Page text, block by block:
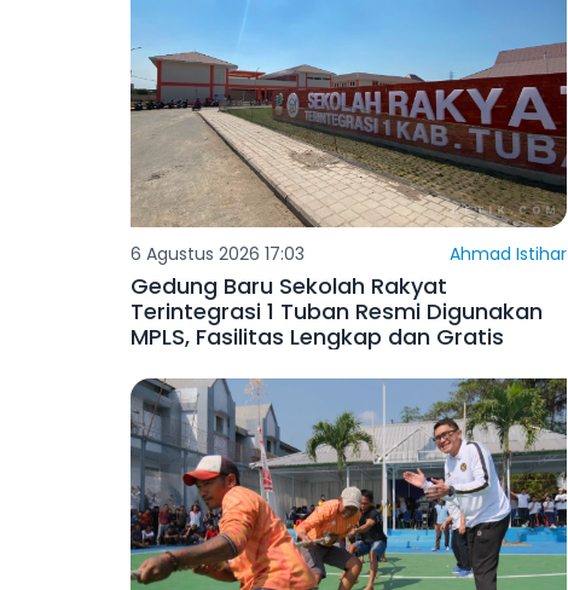
6 Agustus 2026 17:03 Ahmad Istihar
Gedung Baru Sekolah Rakyat
Terintegrasi 1 Tuban Resmi Digunakan
MPLS, Fasilitas Lengkap dan Gratis